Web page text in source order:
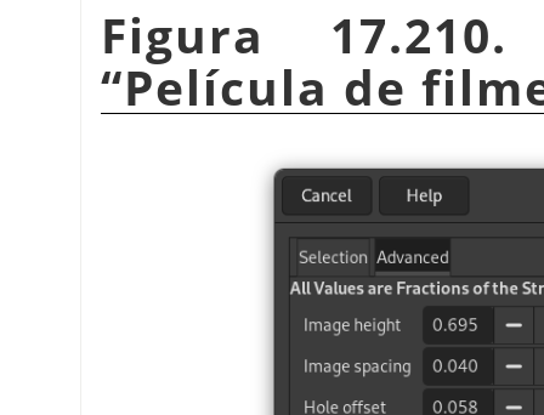
Figura
“Película de